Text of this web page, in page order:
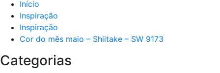
Início
Inspiração
Inspiração
Cor do mês maio – Shiitake – SW 9173
Categorias